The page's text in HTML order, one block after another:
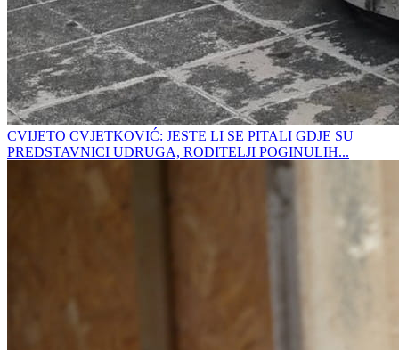
CVIJETO CVJETKOVIĆ: JESTE LI SE PITALI GDJE SU
PREDSTAVNICI UDRUGA, RODITELJI POGINULIH...